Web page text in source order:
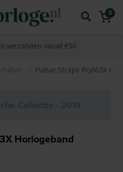
0
verzonden vanaf €50
Pulsar Pulsar Straps PQ663X
Horlogeband